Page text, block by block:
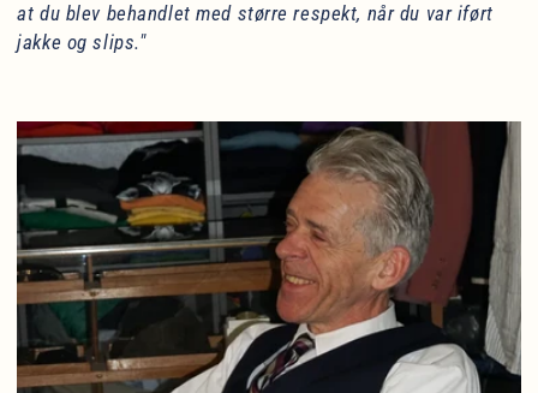
at du blev behandlet med større respekt, når du var iført
jakke og slips."